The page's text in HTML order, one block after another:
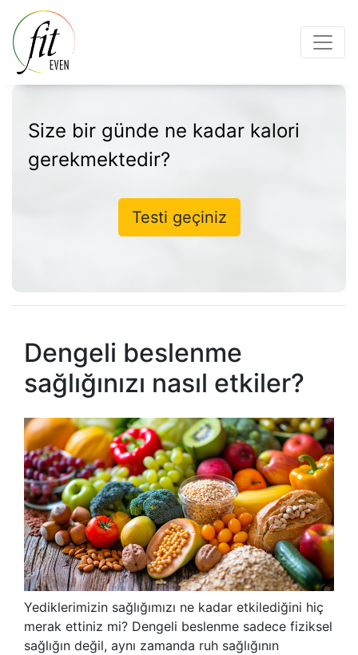
Size bir günde ne kadar kalori
gerekmektedir?
Testi geçiniz
Dengeli beslenme
sağlığınızı nasıl etkiler?
Yediklerimizin sağlığımızı ne kadar etkilediğini hiç
merak ettiniz mi? Dengeli beslenme sadece fiziksel
sağlığın değil, aynı zamanda ruh sağlığının